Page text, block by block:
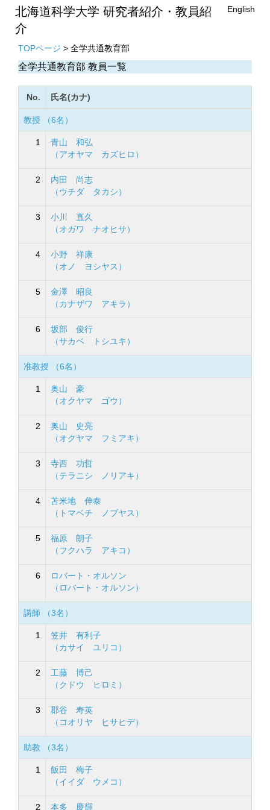
北海道科学大学 研究者紹介・教員紹
介
English
TOPページ > 全学共通教育部
全学共通教育部 教員一覧
No. 氏名(カナ)
教授 （6名）
1
青山 和弘
（アオヤマ カズヒロ）
2
内田 尚志
（ウチダ タカシ）
3
小川 直久
（オガワ ナオヒサ）
4
小野 祥康
（オノ ヨシヤス）
5
金澤 昭良
（カナザワ アキラ）
6
坂部 俊行
（サカベ トシユキ）
准教授 （6名）
1
奥山 豪
（オクヤマ ゴウ）
2
奥山 史亮
（オクヤマ フミアキ）
3
寺西 功哲
（テラニシ ノリアキ）
4
苫米地 伸泰
（トマベチ ノブヤス）
5
福原 朗子
（フクハラ アキコ）
6
ロバート・オルソン
（ロバート・オルソン）
講師 （3名）
1
笠井 有利子
（カサイ ユリコ）
2
工藤 博己
（クドウ ヒロミ）
3
郡谷 寿英
（コオリヤ ヒサヒデ）
助教 （3名）
1
飯田 梅子
（イイダ ウメコ）
2 本多 慶輝